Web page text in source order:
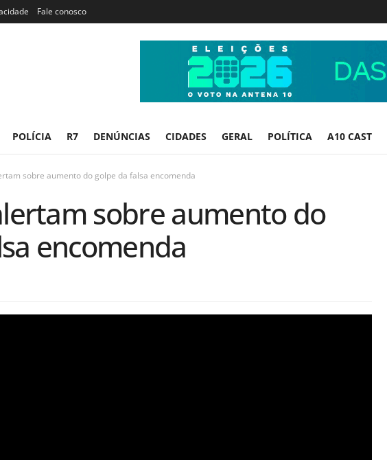
Fale conosco
POLÍCIA R7 DENÚNCIAS CIDADES GERAL POLÍTICA A10 CAST
sobre aumento do golpe da falsa encomenda
sobre aumento do
encomenda